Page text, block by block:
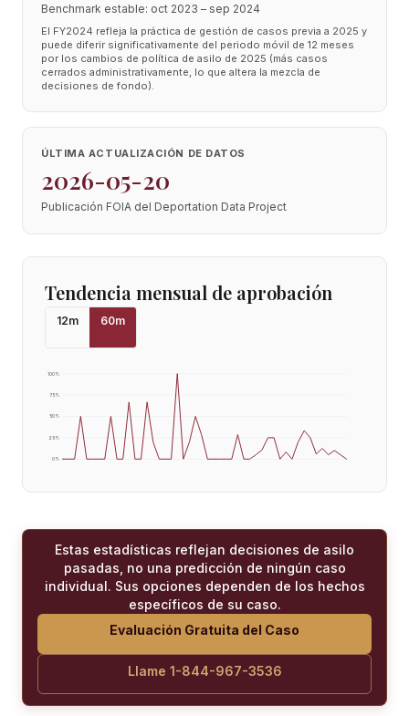
Benchmark estable: oct 2023 – sep 2024
El FY2024 refleja la práctica de gestión de casos previa a 2025 y
puede diferir significativamente del periodo móvil de 12 meses
por los cambios de política de asilo de 2025 (más casos
cerrados administrativamente, lo que altera la mezcla de
decisiones de fondo).
ÚLTIMA ACTUALIZACIÓN DE DATOS
2026-05-20
Publicación FOIA del Deportation Data Project
Tendencia mensual de aprobación
12m 60m
0%
25%
50%
75%
100%
Estas estadísticas reflejan decisiones de asilo
pasadas, no una predicción de ningún caso
individual. Sus opciones dependen de los hechos
específicos de su caso.
Evaluación Gratuita del Caso
Llame 1-844-967-3536